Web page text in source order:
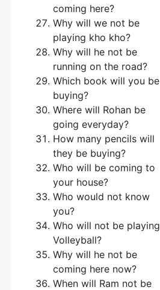
coming here?
Why will we not be
playing kho kho?
Why will he not be
running on the road?
Which book will you be
buying?
Where will Rohan be
going everyday?
How many pencils will
they be buying?
Who will be coming to
your house?
Who would not know
you?
Who will not be playing
Volleyball?
Why will he not be
coming here now?
When will Ram not be